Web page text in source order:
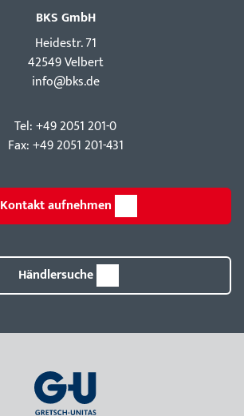
BKS GmbH
Hei­destr. 71
42549 Velbert
info@bks.de
Tel: +49 2051 201-0
Fax: +49 2051 201-431
Kontakt aufnehmen
Händlersuche